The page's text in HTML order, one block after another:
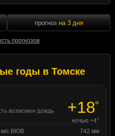
прогнозов
прогноз на 3 дня
годы в Томске
возможен дождь +18°
ночью +4°
м/с ВЮВ
742 мм